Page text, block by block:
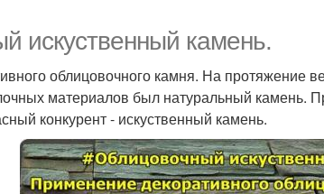
искуственный камень.
облицовочного камня. На протяжение
материалов был натуральный камень.
конкурент - искуственный камень.